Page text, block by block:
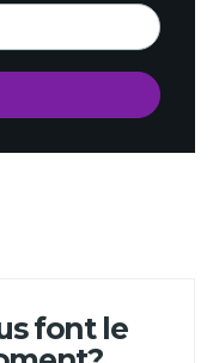
font le